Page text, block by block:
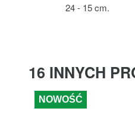
24 - 15 cm.
16 INNYCH
NOWOŚĆ